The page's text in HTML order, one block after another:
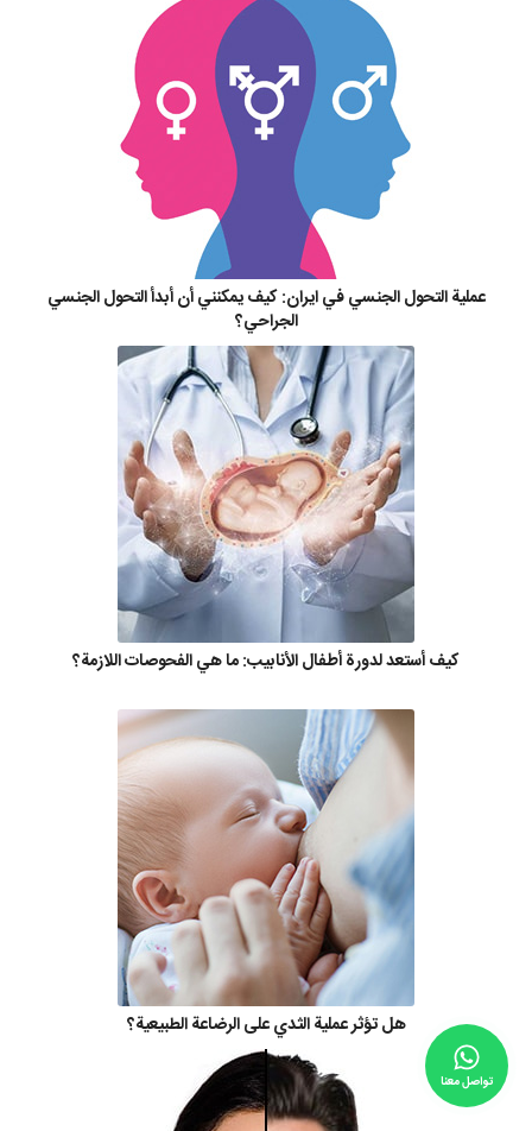
عملية التحول الجنسي في ايران: كيف يمكنني أن أبدأ التحول الجنسي
الجراحي؟
كيف أستعد لدورة أطفال الأنابيب: ما هي الفحوصات اللازمة؟
هل تؤثر عملية الثدي على الرضاعة الطبيعية؟
تواصل معنا